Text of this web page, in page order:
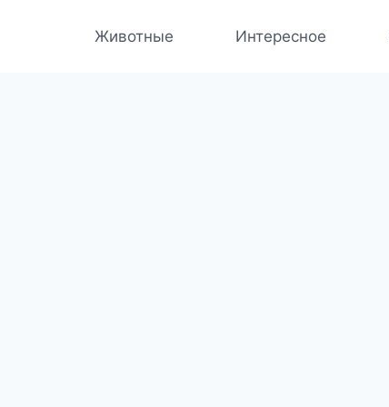
Животные Интересное